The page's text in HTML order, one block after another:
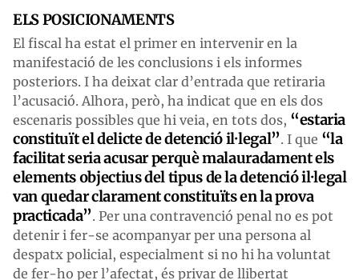
ELS POSICIONAMENTS
El fiscal ha estat el primer en intervenir en la
manifestació de les conclusions i els informes
posteriors. I ha deixat clar d’entrada que retiraria
l’acusació. Alhora, però, ha indicat que en els dos
escenaris possibles que hi veia, en tots dos, “estaria
constituït el delicte de detenció il·legal”. I que “la
facilitat seria acusar perquè malauradament els
elements objectius del tipus de la detenció il·legal
van quedar clarament constituïts en la prova
practicada”. Per una contravenció penal no es pot
detenir i fer-se acompanyar per una persona al
despatx policial, especialment si no hi ha voluntat
de fer-ho per l’afectat, és privar de llibertat